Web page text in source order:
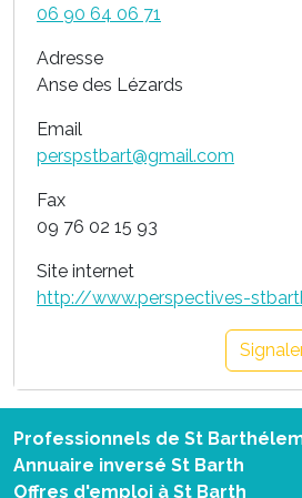
06 90 64 06 71
Adresse
Anse des Lézards
Email
perspstbart@gmail.com
Fax
09 76 02 15 93
Site internet
http://www.perspectives-
Professionnels de St
Annuaire inversé St Barth
Offres d'emploi à St Barth